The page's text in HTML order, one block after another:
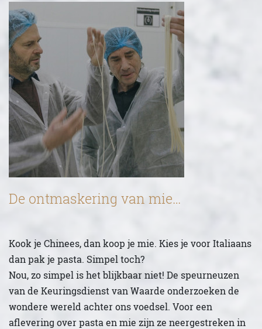
De ontmaskering van mie…
Kook je Chinees, dan koop je mie. Kies je voor Italiaans
dan pak je pasta. Simpel toch?
Nou, zo simpel is het blijkbaar niet! De speurneuzen
van de Keuringsdienst van Waarde onderzoeken de
wondere wereld achter ons voedsel. Voor een
aflevering over pasta en mie zijn ze neergestreken in